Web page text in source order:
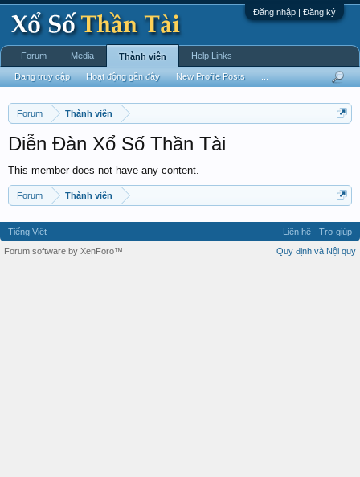
Đăng nhập | Đăng ký
Forum Thành viên
Diễn Đàn Xổ Số Thần Tài
This member does not have any content.
Forum Thành viên
Forum Media Thành viên
Đang truy cập Hoạt động gần đây New Profile Posts
Help Links
Tiếng Việt Liên hệ
Trợ giúp
Quy định và Nội quy
Forum software by XenForo™